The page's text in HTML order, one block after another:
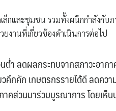
กและชุมชน รวมทั้งผนึกกำลังกับ
งานที่เกี่ยวข้องดำเนินการต่อไป
ต่ำ ลดผลกระทบจากสภาวะอา
คึกคัก เกษตรกรรายได้ดี ลดค
ส่วนมาร่วมบูรณาการ โดยเห็น